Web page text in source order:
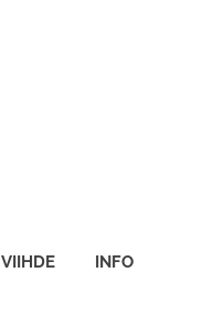
VIIHDE INFO